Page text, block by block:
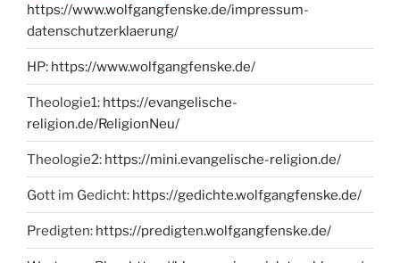
https://www.wolfgangfenske.de/impressum-
datenschutzerklaerung/
HP: https://www.wolfgangfenske.de/
Theologie1: https://evangelische-
religion.de/ReligionNeu/
Theologie2: https://mini.evangelische-religion.de/
Gott im Gedicht: https://gedichte.wolfgangfenske.de/
Predigten: https://predigten.wolfgangfenske.de/